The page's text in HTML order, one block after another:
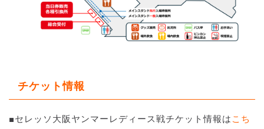
チケット情報
■セレッソ大阪ヤンマーレディース戦チケット情報は こち